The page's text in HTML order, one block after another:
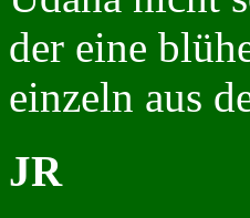
der eine
einzeln aus
JR